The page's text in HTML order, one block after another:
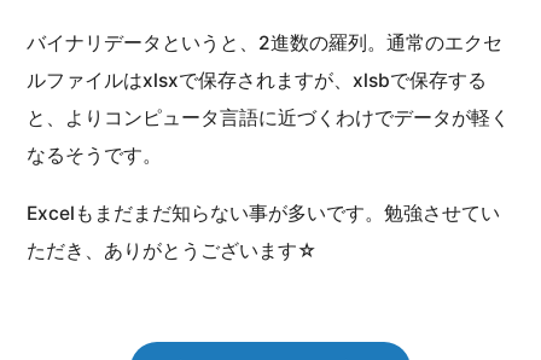
バイナリデータというと、2進数の羅列。通常のエクセ
ルファイルはxlsxで保存されますが、xlsbで保存する
と、よりコンピュータ言語に近づくわけでデータが軽く
なるそうです。
Excelもまだまだ知らない事が多いです。勉強させてい
ただき、ありがとうございます☆